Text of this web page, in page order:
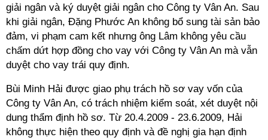
giải ngân và ký duyệt giải ngân cho Công ty Vân An. Sau
khi giải ngân, Đặng Phước An không bổ sung tài sản bảo
đảm, vi phạm cam kết nhưng ông Lâm không yêu cầu
chấm dứt hợp đồng cho vay với Công ty Vân An mà vẫn
duyệt cho vay trái quy định.
Bùi Minh Hải được giao phụ trách hồ sơ vay vốn của
Công ty Vân An, có trách nhiệm kiểm soát, xét duyệt nội
dung thẩm định hồ sơ. Từ 20.4.2009 - 23.6.2009, Hải
không thực hiện theo quy định và đề nghị gia hạn định